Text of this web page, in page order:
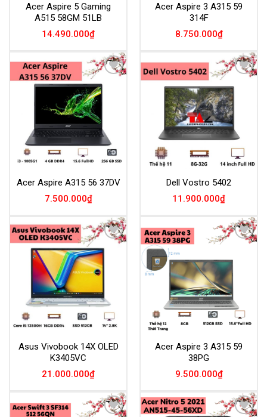
Acer Aspire 5 Gaming
A515 58GM 51LB
14.490.000₫
Acer Aspire 3 A315 59
314F
8.750.000₫
Add to
Wishlist
Acer Aspire A315 56 37DV
7.500.000₫
Wishlist
Dell Vostro 5402
11.900.000₫
Add to
Wishlist
Asus Vivobook 14X OLED
K3405VC
21.000.000₫
Acer Aspire 3 A315 59
38PG
9.500.000₫